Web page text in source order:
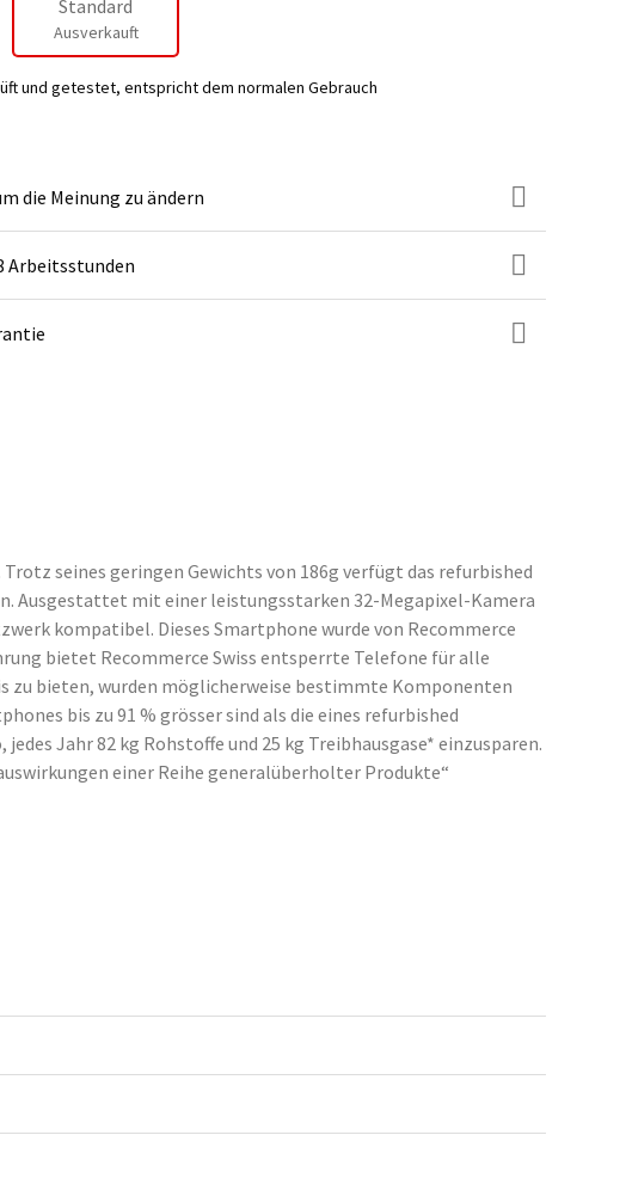
Standard
Ausverkauft
und getestet, entspricht dem normalen Gebrauch
die Meinung zu ändern
Arbeitsstunden
seines geringen Gewichts von 186g verfügt das refurbished
Ausgestattet mit einer leistungsstarken 32-Megapixel-Kamera
kompatibel. Dieses Smartphone wurde von Recommerce
bietet Recommerce Swiss entsperrte Telefone für alle
zu bieten, wurden möglicherweise bestimmte Komponenten
bis zu 91 % grösser sind als die eines refurbished
Jahr 82 kg Rohstoffe und 25 kg Treibhausgase* einzusparen.
einer Reihe generalüberholter Produkte“